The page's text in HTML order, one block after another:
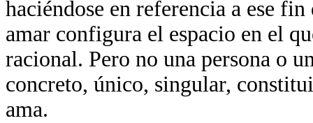
haciéndose en referencia a ese
amar configura el espacio en el
racional. Pero no una persona o
concreto, único, singular,
ama.